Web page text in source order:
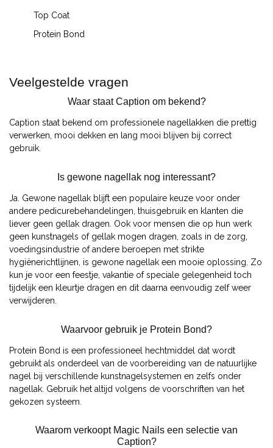
Top Coat
Protein Bond
Veelgestelde vragen
Waar staat Caption om bekend?
Caption staat bekend om professionele nagellakken die prettig
verwerken, mooi dekken en lang mooi blijven bij correct
gebruik.
Is gewone nagellak nog interessant?
Ja. Gewone nagellak blijft een populaire keuze voor onder
andere pedicurebehandelingen, thuisgebruik en klanten die
liever geen gellak dragen. Ook voor mensen die op hun werk
geen kunstnagels of gellak mogen dragen, zoals in de zorg,
voedingsindustrie of andere beroepen met strikte
hygiënerichtlijnen, is gewone nagellak een mooie oplossing. Zo
kun je voor een feestje, vakantie of speciale gelegenheid toch
tijdelijk een kleurtje dragen en dit daarna eenvoudig zelf weer
verwijderen.
Waarvoor gebruik je Protein Bond?
Protein Bond is een professioneel hechtmiddel dat wordt
gebruikt als onderdeel van de voorbereiding van de natuurlijke
nagel bij verschillende kunstnagelsystemen en zelfs onder
nagellak. Gebruik het altijd volgens de voorschriften van het
gekozen systeem.
Waarom verkoopt Magic Nails een selectie van
Caption?